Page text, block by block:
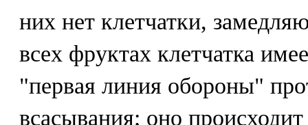
них нет клетчатки,
всех фруктах клетчатка
"первая линия обороны"
всасывания; оно